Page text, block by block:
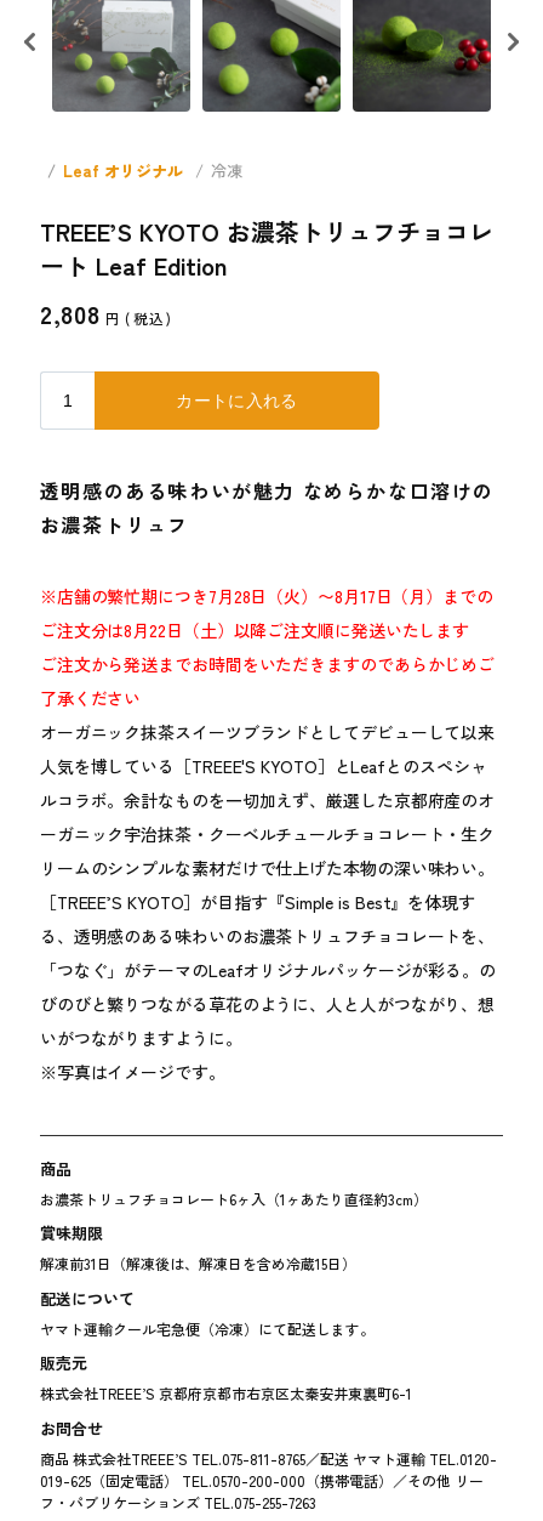
Leaf オリジナル 冷凍
TREEE’S KYOTO お濃茶トリュフチョコレ
ート Leaf Edition
2,808 円 (税込)
透明感のある味わいが魅力 なめらかな口溶けの
お濃茶トリュフ
※店舗の繁忙期につき7月28日（火）〜8月17日（月）までの
ご注文分は8月22日（土）以降ご注文順に発送いたします
ご注文から発送までお時間をいただきますのであらかじめご
了承ください
オーガニック抹茶スイーツブランドとしてデビューして以来
人気を博している［TREEE'S KYOTO］とLeafとのスペシャ
ルコラボ。余計なものを一切加えず、厳選した京都府産のオ
ーガニック宇治抹茶・クーベルチュールチョコレート・生ク
リームのシンプルな素材だけで仕上げた本物の深い味わい。
［TREEE’S KYOTO］が目指す『Simple is Best』を体現す
る、透明感のある味わいのお濃茶トリュフチョコレートを、
「つなぐ」がテーマのLeafオリジナルパッケージが彩る。の
びのびと繁りつながる草花のように、人と人がつながり、想
いがつながりますように。
※写真はイメージです。
商品
お濃茶トリュフチョコレート6ヶ入（1ヶあたり直径約3cm）
賞味期限
解凍前31日（解凍後は、解凍日を含め冷蔵15日）
配送について
ヤマト運輸クール宅急便（冷凍）にて配送します。
販売元
株式会社TREEE’S 京都府京都市右京区太秦安井東裏町6-1
お問合せ
商品 株式会社TREEE’S TEL.075-811-8765／配送 ヤマト運輸 TEL.0120-
019-625（固定電話） TEL.0570-200-000（携帯電話）／その他 リー
フ・パブリケーションズ TEL.075-255-7263